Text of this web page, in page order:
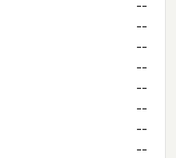
--
--
--
--
--
--
--
--